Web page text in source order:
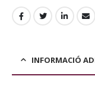
INFORMACIÓ